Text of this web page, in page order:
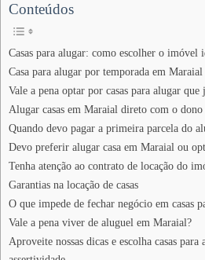
Conteúdos
Casas para alugar: como escolher o imóvel
Casa para alugar por temporada em Maraial
Vale a pena optar por casas para alugar que
Alugar casas em Maraial direto com o dono
Quando devo pagar a primeira parcela do
Devo preferir alugar casa em Maraial ou
Tenha atenção ao contrato de locação do
Garantias na locação de casas
O que impede de fechar negócio em casas
Vale a pena viver de aluguel em Maraial?
Aproveite nossas dicas e escolha casas